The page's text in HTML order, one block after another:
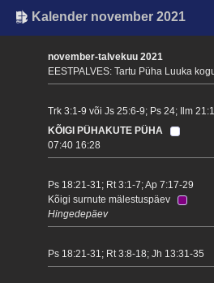
Kalender november 2021
november-talvekuu 2021
EESTPALVES: Tartu Püha Luuka
Trk 3:1-9 või Js 25:6-9; Ps 24; Ilm
KÕIGI PÜHAKUTE PÜHA
07:40 16:28
Ps 18:21-31; Rt 3:1-7; Ap 7:17-29
Kõigi surnute mälestuspäev
Hingedepäev
Ps 18:21-31; Rt 3:8-18; Jh 13:31-35